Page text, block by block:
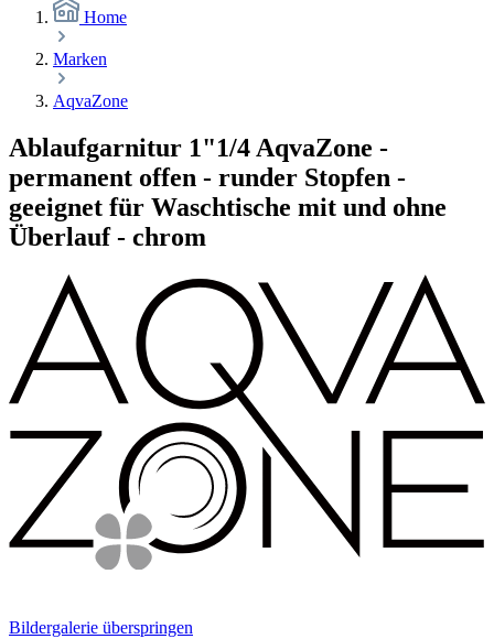
Home
Marken
AqvaZone
Ablaufgarnitur 1"1/4 AqvaZone -
permanent offen - runder Stopfen -
geeignet für Waschtische mit und ohne
Überlauf - chrom
Bildergalerie überspringen